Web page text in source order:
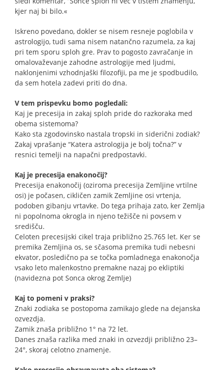
kjer naj bi bilo.«
Iskreno povedano, dokler se nisem resneje poglobila v
astrologijo, tudi sama nisem natančno razumela, za kaj
pri tem sporu sploh gre. Prav to pogosto zavračanje in
omalovaževanje zahodne astrologije med ljudmi,
naklonjenimi vzhodnjaški filozofiji, pa me je spodbudilo,
da sem hotela zadevi priti do dna.
V tem prispevku bomo pogledali:
Kaj je precesija in zakaj sploh pride do razkoraka med
obema sistemoma?
Kako sta zgodovinsko nastala tropski in siderični zodiak?
Zakaj vprašanje “Katera astrologija je bolj točna?” v
resnici temelji na napačni predpostavki.
Kaj je precesija enakonočij?
Precesija enakonočij (oziroma precesija Zemljine vrtilne
osi) je počasen, cikličen zamik Zemljine osi vrtenja,
podoben gibanju vrtavke. Do tega prihaja zato, ker Zemlja
ni popolnoma okrogla in njeno težišče ni povsem v
središču.
Celoten precesijski cikel traja približno 25.765 let. Ker se
premika Zemljina os, se sčasoma premika tudi nebesni
ekvator, posledično pa se točka pomladnega enakonočja
vsako leto malenkostno premakne nazaj po ekliptiki
(navidezna pot Sonca okrog Zemlje)
Kaj to pomeni v praksi?
Znaki zodiaka se postopoma zamikajo glede na dejanska
ozvezdja.
Zamik znaša približno 1° na 72 let.
Danes znaša razlika med znaki in ozvezdji približno 23–
24°, skoraj celotno znamenje.